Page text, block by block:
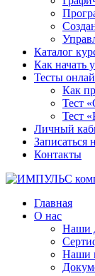
Каталог
Как начать
Тесты
Как
Тест
Тест
Личный
Записаться
Контакты
Главная
О нас
Наши
Наши